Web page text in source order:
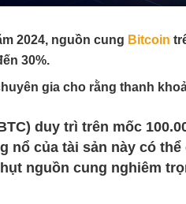
2024, nguồn cung Bitcoin
30%.
gia cho rằng thanh
duy trì trên mốc
nổ của tài sản này có
nguồn cung nghiêm